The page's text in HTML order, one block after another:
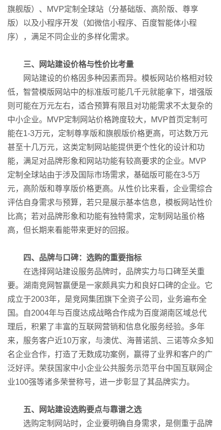
旗舰版）、MVP定制全球站（分基础版、高阶版、尊享
版）以及小程序开发（如微信小程序、百度智能体小程
序），满足不同企业的多样化需求。
三、网站建设价格与性价比考量
网站建设的价格因多种因素而异。模板网站价格相对较
低，智营模版网站中的标准版可能几千元就能拿下，增强版
则可能在万元左右，适合预算有限且对功能需求不太复杂的
中小企业。MVP定制网站价格跨度较大，MVP首页定制可
能在1-3万元，定制尊享版和旗舰版价格更高，可达数万元
甚至十几万元，这类定制网站能提供更个性化的设计和功
能，满足对品牌形象和网站功能有较高要求的企业。MVP
定制全球站由于涉及国际市场需求，基础版可能在3-5万
元，高阶版和尊享版价格更高。从性价比来看，企业需综合
评估自身需求与预算，若只是展示基本信息，模板网站性价
比高；若对品牌形象和功能有独特需求，定制网站虽价格
高，但长期来看能带来更好的回报。
四、品牌与口碑：选购的重要指标
在选择网站建设服务品牌时，品牌实力与口碑至关重
要。湖南竞网智赢便是一家颇具实力和良好口碑的企业。它
成立于2003年，是竞网集团旗下全资子公司，业务遍布全
国。自2004年与百度达成战略合作成为百度湖南区域总代
理后，积累了丰富的互联网营销和信息化服务经验。多年
来，服务客户近10万家，与澳优、海普诺凯、三诺等众多知
名企业合作，打造了无数成功案例，赢得了业界和客户的广
泛好评。荣获国家中小企业公共服务示范平台中国互联网企
业100强等诸多荣誉称号，进一步彰显了其品牌实力。
五、网站建设选购要点与靠谱之选
选购定制网站时，企业要明确自身需求，是侧重于品牌